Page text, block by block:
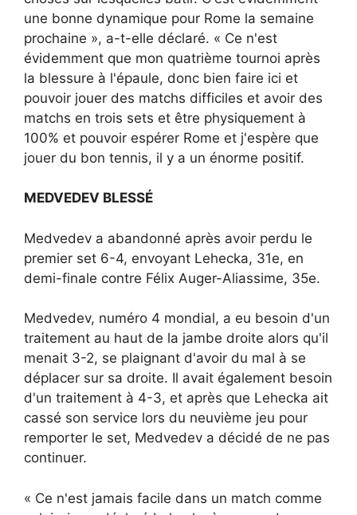
une bonne dynamique pour Rome la semaine
prochaine », a-t-elle déclaré. « Ce n'est
évidemment que mon quatrième tournoi après
la blessure à l'épaule, donc bien faire ici et
pouvoir jouer des matchs difficiles et avoir des
matchs en trois sets et être physiquement à
100% et pouvoir espérer Rome et j'espère que
jouer du bon tennis, il y a un énorme positif.
MEDVEDEV BLESSÉ
Medvedev a abandonné après avoir perdu le
premier set 6-4, envoyant Lehecka, 31e, en
demi-finale contre Félix Auger-Aliassime, 35e.
Medvedev, numéro 4 mondial, a eu besoin d'un
traitement au haut de la jambe droite alors qu'il
menait 3-2, se plaignant d'avoir du mal à se
déplacer sur sa droite. Il avait également besoin
d'un traitement à 4-3, et après que Lehecka ait
cassé son service lors du neuvième jeu pour
remporter le set, Medvedev a décidé de ne pas
continuer.
« Ce n'est jamais facile dans un match comme